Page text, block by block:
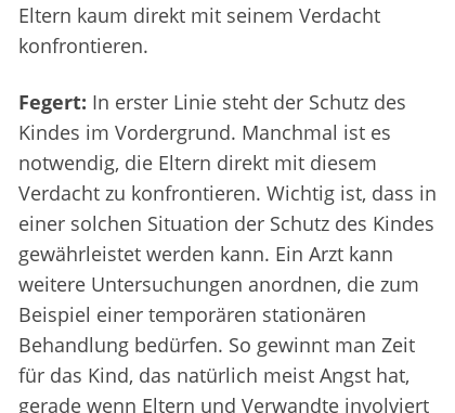
Eltern kaum direkt mit seinem Verdacht
konfrontieren.
Fegert: In erster Linie steht der Schutz des
Kindes im Vordergrund. Manchmal ist es
notwendig, die Eltern direkt mit diesem
Verdacht zu konfrontieren. Wichtig ist, dass in
einer solchen Situation der Schutz des Kindes
gewährleistet werden kann. Ein Arzt kann
weitere Untersuchungen anordnen, die zum
Beispiel einer temporären stationären
Behandlung bedürfen. So gewinnt man Zeit
für das Kind, das natürlich meist Angst hat,
gerade wenn Eltern und Verwandte involviert